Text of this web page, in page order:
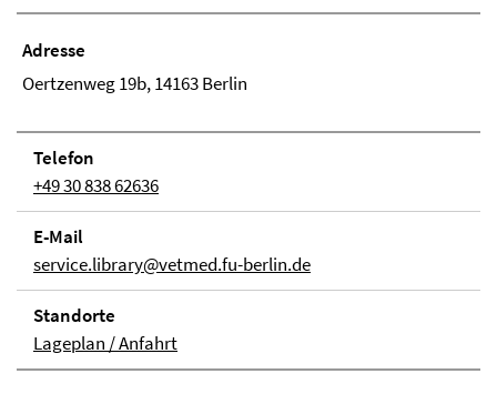
Adresse
Oertzenweg 19b, 14163 Berlin
Telefon
+49 30 838 62636
E-Mail
service.library@vetmed.fu-berlin.de
Stand­orte
Lageplan / Anfahrt